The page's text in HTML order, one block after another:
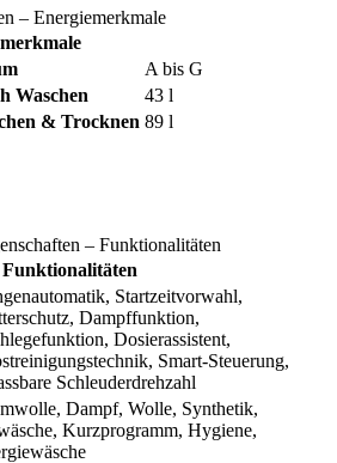
– Energiemerkmale
A bis G
Waschen
43 l
& Trocknen 89 l
– Funktionalitäten
Funktionalitäten
Startzeitvorwahl,
Dampffunktion,
Dosierassistent,
Smart-Steuerung,
Schleuderdrehzahl
Dampf, Wolle, Synthetik,
Kurzprogramm, Hygiene,